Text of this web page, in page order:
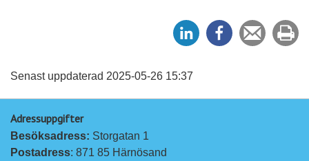
e
e
Tipsa
en
ut
Senast uppdaterad 2025-05-26 15:37
Adressuppgifter
Besöksadress: Storgatan 1
Postadress: 871 85 Härnösand